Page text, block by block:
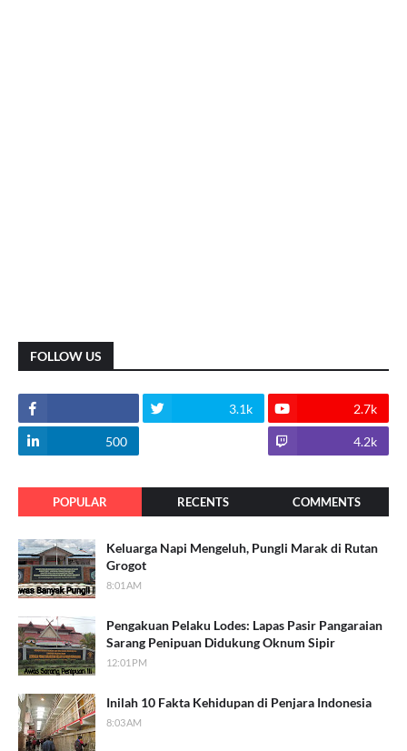
FOLLOW US
3.1k 2.7k
500 4.2k
POPULAR RECENTS COMMENTS
Keluarga Napi Mengeluh, Pungli Marak di Rutan
Grogot
8:01 AM
Pengakuan Pelaku Lodes: Lapas Pasir Pangaraian
Sarang Penipuan Didukung Oknum Sipir
12:01 PM
Inilah 10 Fakta Kehidupan di Penjara Indonesia
8:03 AM